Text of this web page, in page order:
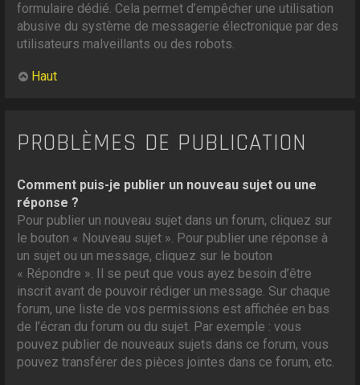
formulaire dédié. Cela permet d’empêcher une utilisation
abusive du système de messagerie électronique par des
utilisateurs malveillants ou des robots.
Haut
PROBLÈMES DE PUBLICATION
Comment puis-je publier un nouveau sujet ou une
réponse ?
Pour publier un nouveau sujet dans un forum, cliquez sur
le bouton « Nouveau sujet ». Pour publier une réponse à
un sujet ou un message, cliquez sur le bouton
« Répondre ». Il se peut que vous ayez besoin d’être
inscrit avant de pouvoir rédiger un message. Sur chaque
forum, une liste de vos permissions est affichée en bas
de l’écran du forum ou du sujet. Par exemple : vous
pouvez publier de nouveaux sujets dans ce forum, vous
pouvez transférer des pièces jointes dans ce forum, etc.